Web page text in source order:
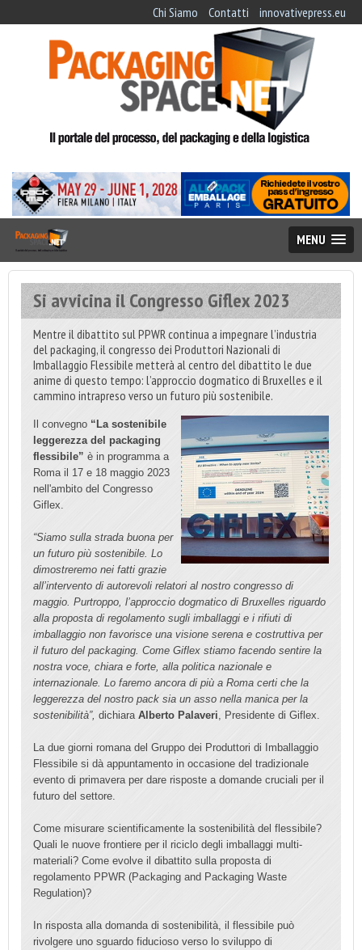
Chi Siamo Contatti innovativepress.eu
MENU
Si avvicina il Congresso Giflex 2023
Mentre il dibattito sul PPWR continua a impegnare l’industria
del packaging, il congresso dei Produttori Nazionali di
Imballaggio Flessibile metterà al centro del dibattito le due
anime di questo tempo: l’approccio dogmatico di Bruxelles e il
cammino intrapreso verso un futuro più sostenibile.
Il convegno “La sostenibile
leggerezza del packaging
flessibile” è in programma a
Roma il 17 e 18 maggio 2023
nell'ambito del Congresso
Giflex.
“Siamo sulla strada buona per
un futuro più sostenibile. Lo
dimostreremo nei fatti grazie
all’intervento di autorevoli relatori al nostro congresso di
maggio. Purtroppo, l’approccio dogmatico di Bruxelles riguardo
alla proposta di regolamento sugli imballaggi e i rifiuti di
imballaggio non favorisce una visione serena e costruttiva per
il futuro del packaging. Come Giflex stiamo facendo sentire la
nostra voce, chiara e forte, alla politica nazionale e
internazionale. Lo faremo ancora di più a Roma certi che la
leggerezza del nostro pack sia un asso nella manica per la
sostenibilità”, dichiara Alberto Palaveri , Presidente di Giflex.
La due giorni romana del Gruppo dei Produttori di Imballaggio
Flessibile si dà appuntamento in occasione del tradizionale
evento di primavera per dare risposte a domande cruciali per il
futuro del settore.
Come misurare scientificamente la sostenibilità del flessibile?
Quali le nuove frontiere per il riciclo degli imballaggi multi-
materiali? Come evolve il dibattito sulla proposta di
regolamento PPWR (Packaging and Packaging Waste
Regulation)?
In risposta alla domanda di sostenibilità, il flessibile può
rivolgere uno sguardo fiducioso verso lo sviluppo di